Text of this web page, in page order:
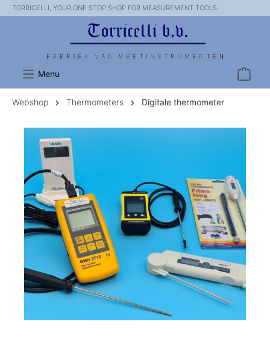
TORRICELLI, YOUR ONE STOP SHOP FOR MEASUREMENT TOOLS
Menu
Webshop Thermometers Digitale thermometer